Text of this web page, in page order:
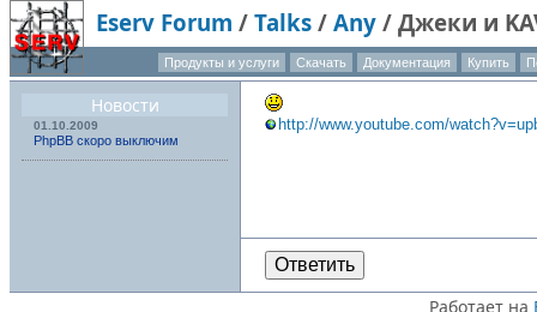
Eserv Forum / Talks / Any / Джеки и
Продукты и услуги Скачать Документация Купить
Новости
01.10.2009
PhpBB скоро выключим
http://www.youtube.com/
Ответить
Работает на